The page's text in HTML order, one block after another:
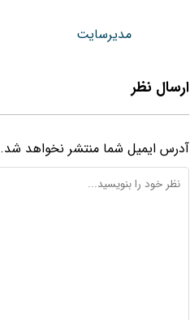
مدیرسایت
ارسال نظر
آدرس ایمیل شما منتشر نخواهد شد.